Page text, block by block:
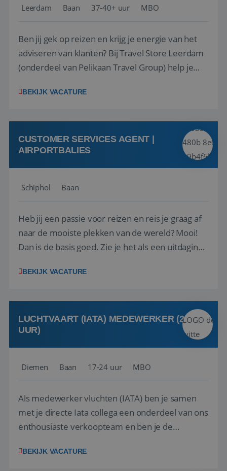
Leerdam Baan 37-40+ uur MBO
Ben jij gek op reizen en krijg je energie van het
adviseren van klanten? Bij Travel Store Leerdam
(onderdeel van Pelikaan Travel Group) help je
vinden. Samen maken we van elke reis een
hebt in de reisbranche of j...
BEKIJK VACATURE
CUSTOMER SERVICES AGENT |
AIRPORTBALIES
Schiphol Baan
Heb jij een passie voor reizen en reis je graag af
naar de mooiste plekken van de wereld? Mooi!
Dan is de basis goed. Zie je het als een uitdaging
het samenstellen en boeken van de perfecte
deze onderdelen zijn nu samen gevoegd...
BEKIJK VACATURE
LUCHTVAART (IATA) MEDEWERKER (24-32
UUR)
Diemen Baan 17-24 uur MBO
Als medewerker vluchten (IATA) ben je samen
met je directe Iata collega een onderdeel van ons
enthousiaste verkoopteam en ben je de
en tarieven waar je collega’s niet uitkomen.
BEKIJK VACATURE